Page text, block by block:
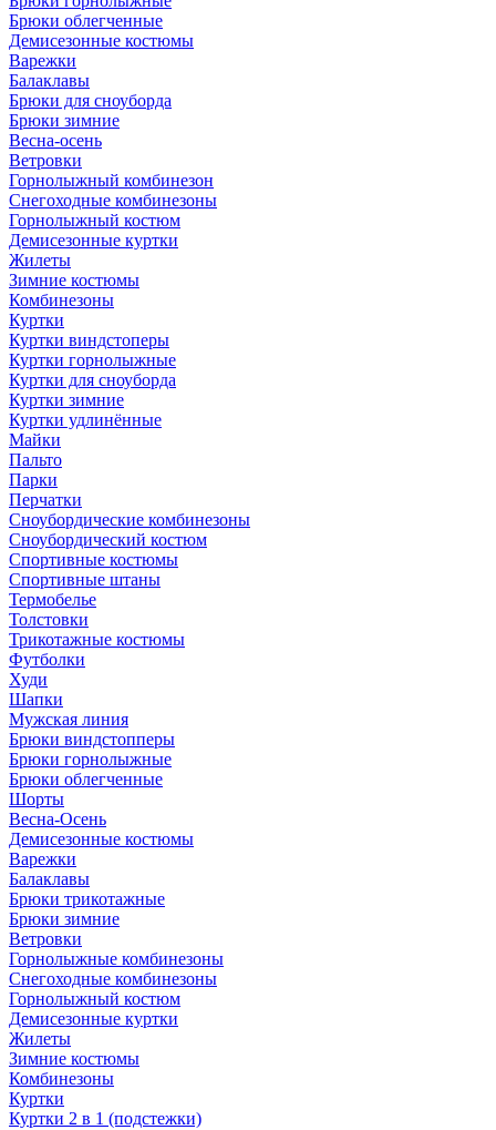
Брюки облегченные
Демисезонные костюмы
Варежки
Балаклавы
Брюки для сноуборда
Брюки зимние
Весна-осень
Ветровки
Горнолыжный комбинезон
Снегоходные комбинезоны
Горнолыжный костюм
Демисезонные куртки
Жилеты
Зимние костюмы
Комбинезоны
Куртки
Куртки виндстоперы
Куртки горнолыжные
Куртки для сноуборда
Куртки зимние
Куртки удлинённые
Майки
Пальто
Парки
Перчатки
Сноубордические комбинезоны
Сноубордический костюм
Спортивные костюмы
Спортивные штаны
Термобелье
Толстовки
Трикотажные костюмы
Футболки
Худи
Шапки
Мужская линия
Брюки виндстопперы
Брюки горнолыжные
Брюки облегченные
Шорты
Весна-Осень
Демисезонные костюмы
Варежки
Балаклавы
Брюки трикотажные
Брюки зимние
Ветровки
Горнолыжные комбинезоны
Снегоходные комбинезоны
Горнолыжный костюм
Демисезонные куртки
Жилеты
Зимние костюмы
Комбинезоны
Куртки
Куртки 2 в 1 (подстежки)